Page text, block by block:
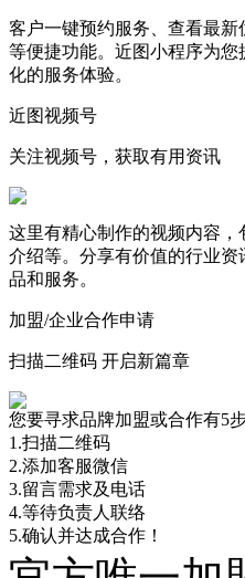
客户一键预约服务、查看最新
等便捷功能。近图小程序为您
化的服务体验。
近图视频号
关注视频号，获取有用资讯
这里有精心制作的视频内容，
介绍等。分享有价值的行业资
品和服务。
加盟/企业合作申请
扫描二维码 开启新篇章
您要寻求品牌加盟或合作有5步
1.扫描二维码
2.添加客服微信
3.留言需求及电话
4.等待负责人联络
5.确认并达成合作！